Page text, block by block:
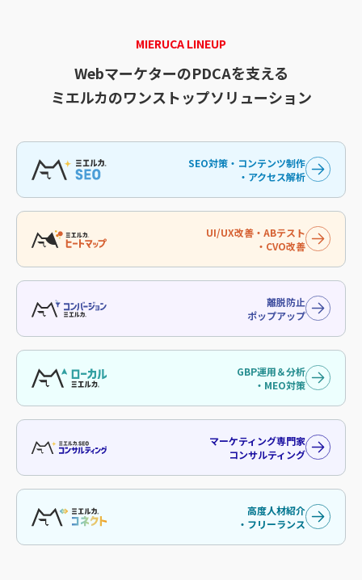
MIERUCA LINEUP
WebマーケターのPDCAを支える
ミエルカのワンストップソリューション
SEO対策・コンテンツ制作
・アクセス解析
UI/UX改善・ABテスト
・CVO改善
離脱防止
ポップアップ
GBP運用＆分析
・MEO対策
マーケティング専門家
コンサルティング
高度人材紹介
・フリーランス